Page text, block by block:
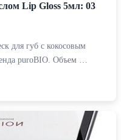
Lip Gloss 5мл: 03
для губ с кокосовым
puroBIO. Объем …